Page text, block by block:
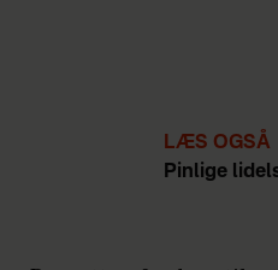
LÆS OGSÅ
Pinlige